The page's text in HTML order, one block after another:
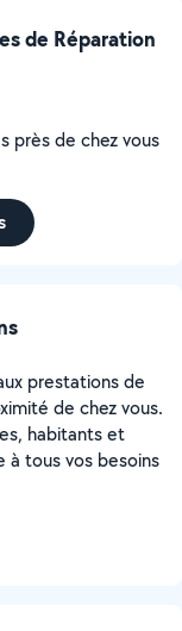
de Réparation
près de chez vous
prestations de
de chez vous.
habitants et
à tous vos besoins